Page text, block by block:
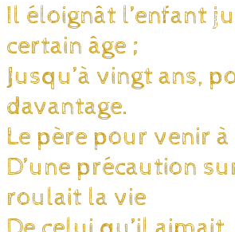
Il éloignât l’enfant
certain âge ;
Jusqu’à vingt ans,
davantage.
Le père pour venir
D’une précaution
roulait la vie